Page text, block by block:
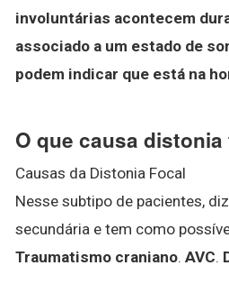
involuntárias acontecem
associado a um estado de
podem indicar que está na
O que causa
Causas da Distonia Focal
Nesse subtipo de pacientes,
secundária e tem como
Traumatismo craniano. AVC.